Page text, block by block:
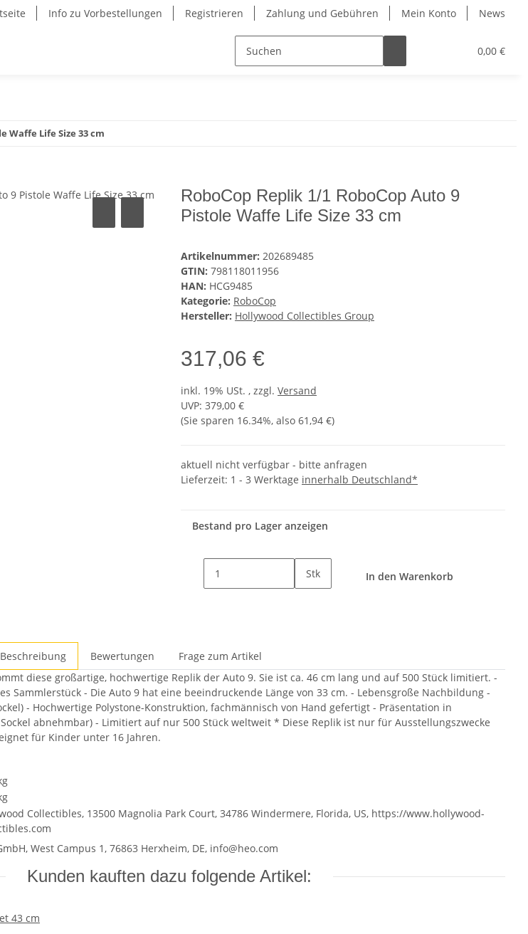
Info zu Vorbestellungen Registrieren Zahlung und Gebühren Mein Konto News
0,00 €
Waffe Life Size 33 cm
RoboCop Replik 1/1 RoboCop Auto 9
Pistole Waffe Life Size 33 cm
Artikelnummer: 202689485
GTIN: 798118011956
HAN: HCG9485
Kategorie: RoboCop
Hersteller: Hollywood Collectibles Group
317,06 €
inkl. 19% USt. , zzgl. Versand
UVP: 379,00 €
(Sie sparen 16.34%, also 61,94 €)
aktuell nicht verfügbar - bitte anfragen
Lieferzeit: 1 - 3 Werktage innerhalb Deutschland*
Bestand pro Lager anzeigen
Stk In den Warenkorb
Beschreibung Bewertungen
Frage zum Artikel
diese großartige, hochwertige Replik der Auto 9. Sie ist ca. 46 cm lang und auf 500 Stück limitiert. -
Sammlerstück - Die Auto 9 hat eine beeindruckende Länge von 33 cm. - Lebensgroße Nachbildung -
- Hochwertige Polystone-Konstruktion, fachmännisch von Hand gefertigt - Präsentation in
abnehmbar) - Limitiert auf nur 500 Stück weltweit * Diese Replik ist nur für Ausstellungszwecke
für Kinder unter 16 Jahren.
Collectibles, 13500 Magnolia Park Court, 34786 Windermere, Florida, US, https://www.hollywood-
West Campus 1, 76863 Herxheim, DE, info@heo.com
Kunden kauften dazu folgende Artikel: